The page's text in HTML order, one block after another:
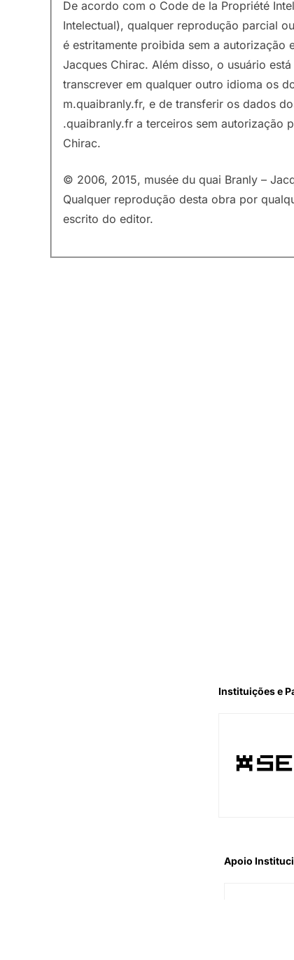
De acordo com o Code de la Propriété
Intelectual), qualquer reprodução parcial
é estritamente proibida sem a autorização
Jacques Chirac. Além disso, o usuário
transcrever em qualquer outro idioma os
m.quaibranly.fr, e de transferir os dados
.quaibranly.fr a terceiros sem autorização
Chirac.
© 2006, 2015, musée du quai Branly –
Qualquer reprodução desta obra por
escrito do editor.
Instituições e
Apoio